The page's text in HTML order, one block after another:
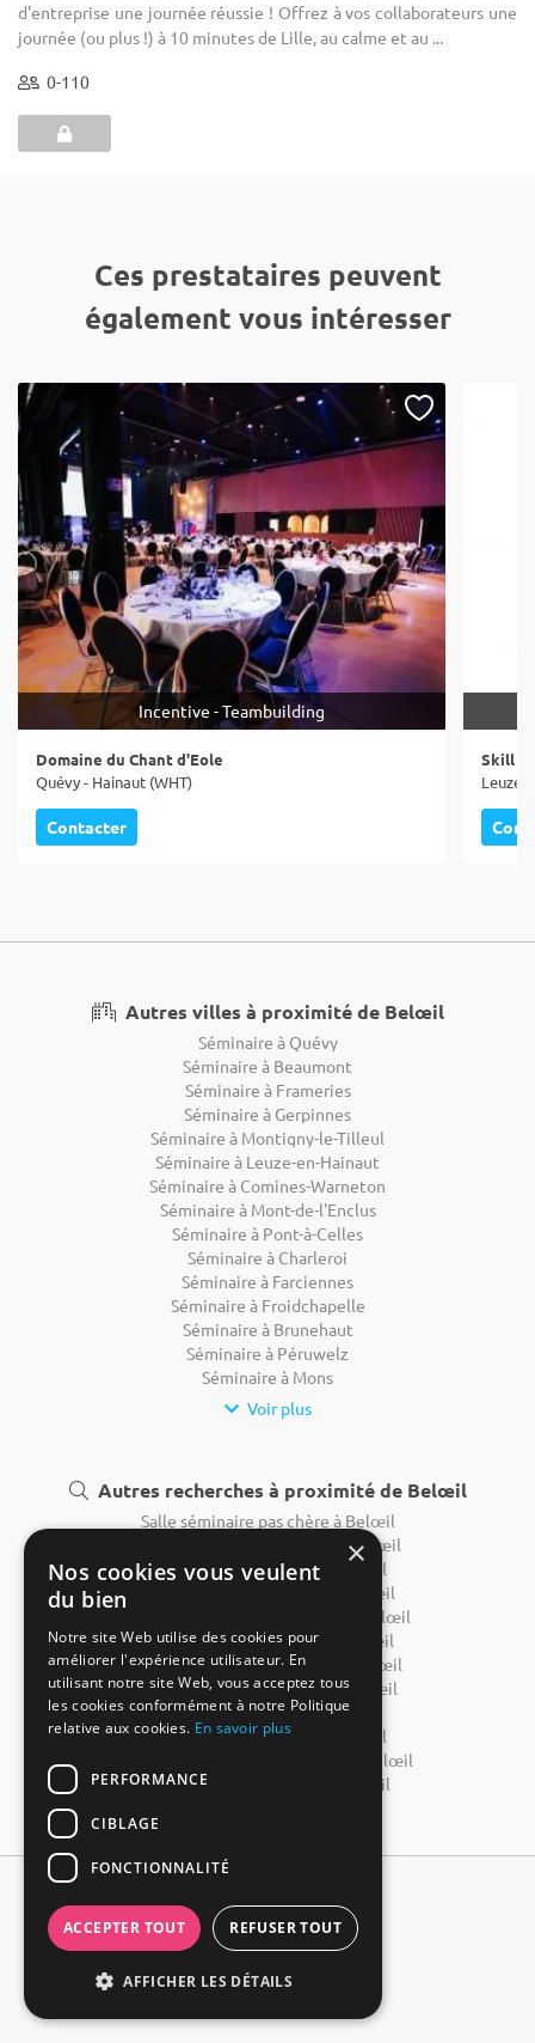
d'entreprise une journée réussie ! Offrez à vos collaborateurs une
journée (ou plus !) à 10 minutes de Lille, au calme et au ...
0-110
Ces prestataires peuvent
également vous intéresser
Incentive - Teambuilding
Domaine du Chant d'Eole
Quévy - Hainaut (WHT)
Contacter
Skill
Leuze-
Autres villes à proximité de Belœil
Séminaire à Quévy
Séminaire à Beaumont
Séminaire à Frameries
Séminaire à Gerpinnes
Séminaire à Montigny-le-Tilleul
Séminaire à Leuze-en-Hainaut
Séminaire à Comines-Warneton
Séminaire à Mont-de-l'Enclus
Séminaire à Pont-à-Celles
Séminaire à Charleroi
Séminaire à Farciennes
Séminaire à Froidchapelle
Séminaire à Brunehaut
Séminaire à Péruwelz
Séminaire à Mons
Voir plus
Autres recherches à proximité de Belœil
Salle séminaire pas chère à Belœil
Salle conférence pas chère à Belœil
Salle réunion pas chère à Belœil
Salle formation pas chère à Belœil
Château à louer pour mariage à Belœil
Domaine à louer mariage à Belœil
Restaurant à louer mariage à Belœil
Salle à louer pour mariage à Belœil
Lieu réception à Belœil
Salle à louer pour fêtes à Belœil
Réservation salle anniversaire à Belœil
Location salle pas chère à Belœil
×
Nos cookies vous veulent
du bien
Notre site Web utilise des cookies pour
améliorer l'expérience utilisateur. En
utilisant notre site Web, vous acceptez tous
les cookies conformément à notre Politique
relative aux cookies. En savoir plus
PERFORMANCE
CIBLAGE
FONCTIONNALITÉ
ACCEPTER TOUT REFUSER TOUT
AFFICHER LES DÉTAILS